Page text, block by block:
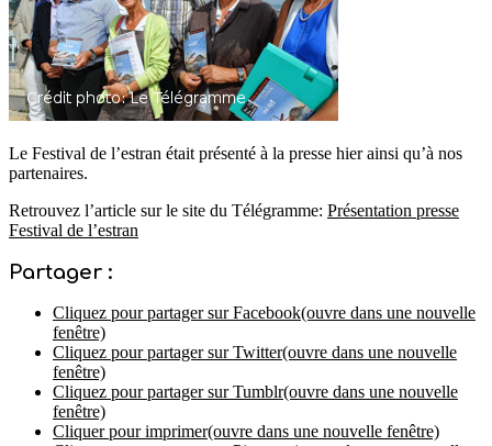
Le Festival de l’estran était présenté à la presse hier ainsi qu’à nos
partenaires.
Retrouvez l’article sur le site du Télégramme: Présentation presse
Festival de l’estran
Partager :
Cliquez pour partager sur Facebook(ouvre dans une nouvelle
fenêtre)
Cliquez pour partager sur Twitter(ouvre dans une nouvelle
fenêtre)
Cliquez pour partager sur Tumblr(ouvre dans une nouvelle
fenêtre)
Cliquer pour imprimer(ouvre dans une nouvelle fenêtre)